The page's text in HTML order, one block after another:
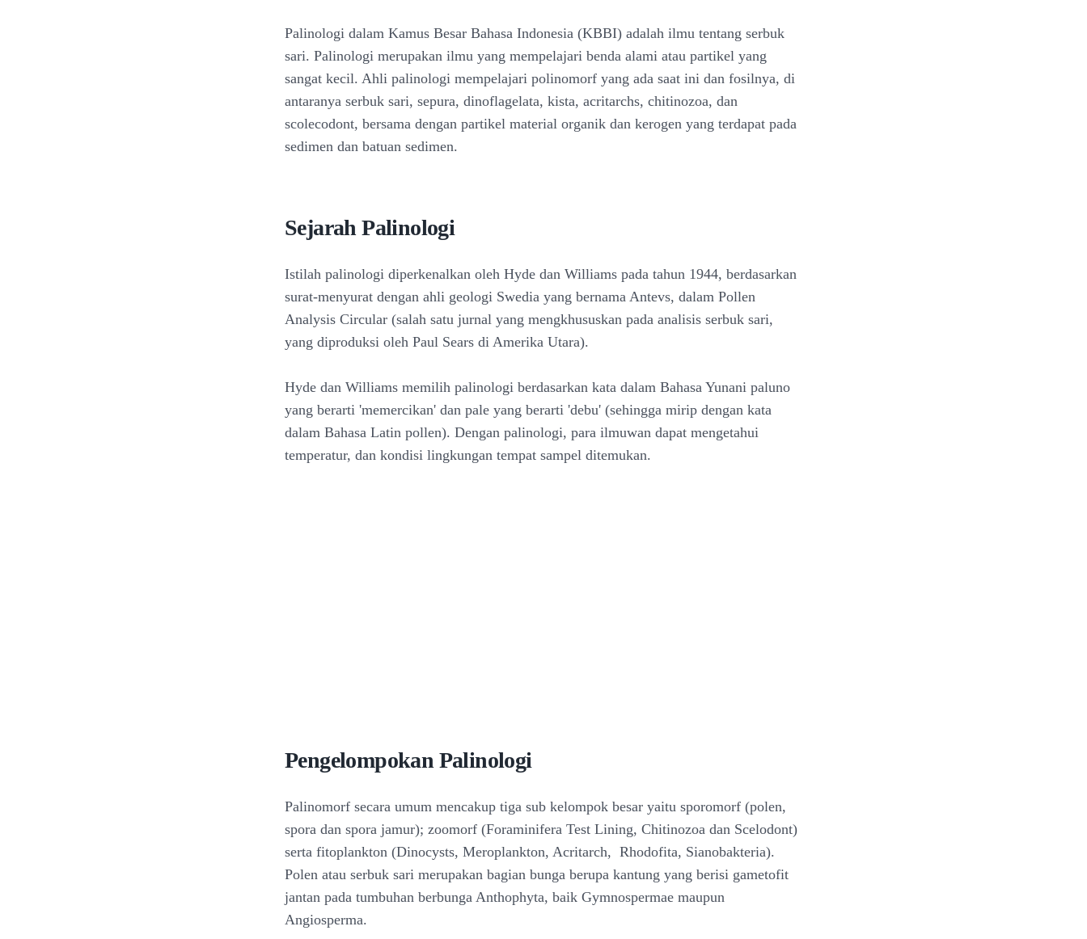
Palinologi dalam Kamus Besar Bahasa Indonesia (KBBI) adalah ilmu tentang serbuk
sari. Palinologi merupakan ilmu yang mempelajari benda alami atau partikel yang
sangat kecil. Ahli palinologi mempelajari polinomorf yang ada saat ini dan fosilnya, di
antaranya serbuk sari, sepura, dinoflagelata, kista, acritarchs, chitinozoa, dan
scolecodont, bersama dengan partikel material organik dan kerogen yang terdapat pada
sedimen dan batuan sedimen.
Sejarah Palinologi
Istilah palinologi diperkenalkan oleh Hyde dan Williams pada tahun 1944, berdasarkan
surat-menyurat dengan ahli geologi Swedia yang bernama Antevs, dalam Pollen
Analysis Circular (salah satu jurnal yang mengkhususkan pada analisis serbuk sari,
yang diproduksi oleh Paul Sears di Amerika Utara).
Hyde dan Williams memilih palinologi berdasarkan kata dalam Bahasa Yunani paluno
yang berarti 'memercikan' dan pale yang berarti 'debu' (sehingga mirip dengan kata
dalam Bahasa Latin pollen). Dengan palinologi, para ilmuwan dapat mengetahui
temperatur, dan kondisi lingkungan tempat sampel ditemukan.
Pengelompokan Palinologi
Palinomorf secara umum mencakup tiga sub kelompok besar yaitu sporomorf (polen,
spora dan spora jamur); zoomorf (Foraminifera Test Lining, Chitinozoa dan Scelodont)
serta fitoplankton (Dinocysts, Meroplankton, Acritarch, Rhodofita, Sianobakteria).
Polen atau serbuk sari merupakan bagian bunga berupa kantung yang berisi gametofit
jantan pada tumbuhan berbunga Anthophyta, baik Gymnospermae maupun
Angiosperma.